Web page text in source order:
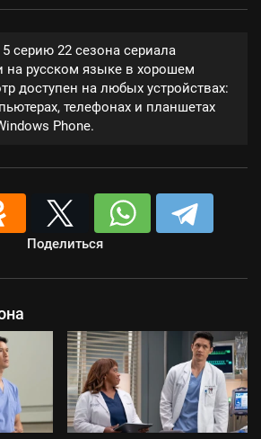
серию 22 сезона сериала
на русском языке в хорошем
доступен на любых устройствах:
телефонах и планшетах
Phone.
Поделиться